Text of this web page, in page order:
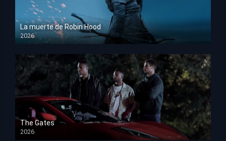
La muerte de Robin Hood
2026
HD 1080p
The Gates
2026
HD 1080p